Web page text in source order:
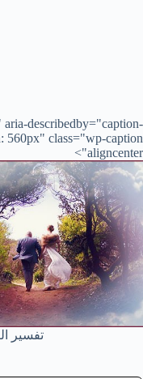
describedby="caption-
560px" class="wp-caption
aligncenter">
تفسير